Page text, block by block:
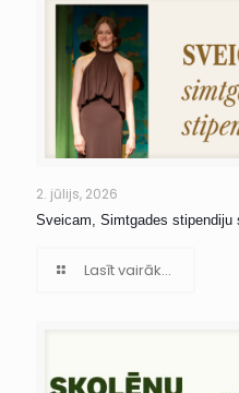
2. jūlijs, 2026
Sveicam, Simtgades stipendiju
Lasīt vairāk...